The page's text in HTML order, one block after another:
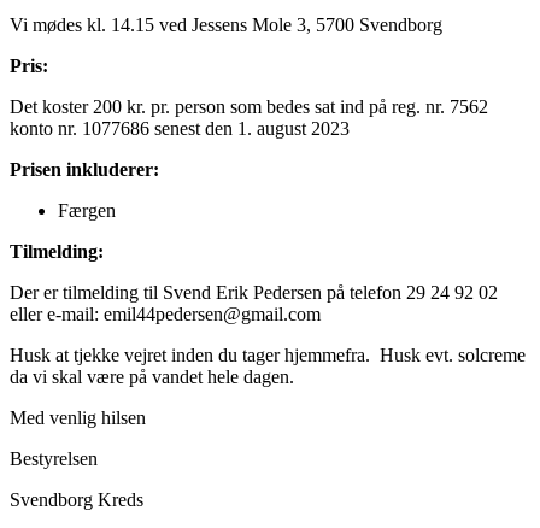
Vi mødes kl. 14.15 ved Jessens Mole 3, 5700 Svendborg
Pris:
Det koster 200 kr. pr. person som bedes sat ind på reg. nr. 7562
konto nr. 1077686 senest den 1. august 2023
Prisen inkluderer:
Færgen
Tilmelding:
Der er tilmelding til Svend Erik Pedersen på telefon 29 24 92 02
eller e-mail: emil44pedersen@gmail.com
Husk at tjekke vejret inden du tager hjemmefra. Husk evt. solcreme
da vi skal være på vandet hele dagen.
Med venlig hilsen
Bestyrelsen
Svendborg Kreds